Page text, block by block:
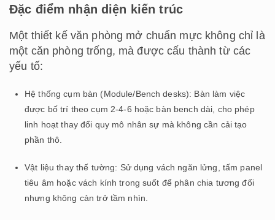
Đặc điểm nhận diện kiến trúc
Một thiết kế văn phòng mở chuẩn mực không chỉ là
một căn phòng trống, mà được cấu thành từ các
yếu tố:
Hệ thống cụm bàn (Module/Bench desks): Bàn làm việc
được bố trí theo cụm 2-4-6 hoặc bàn bench dài, cho phép
linh hoạt thay đổi quy mô nhân sự mà không cần cải tạo
phần thô.
Vật liệu thay thế tường: Sử dụng vách ngăn lửng, tấm panel
tiêu âm hoặc vách kính trong suốt để phân chia tương đối
nhưng không cản trở tầm nhìn.